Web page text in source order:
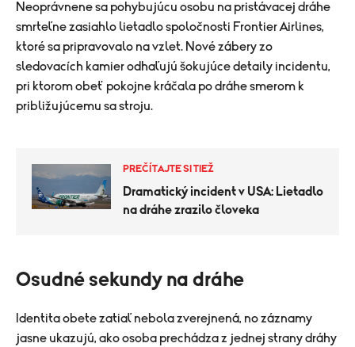
Neoprávnene sa pohybujúcu osobu na pristávacej dráhe
smrteľne zasiahlo lietadlo spoločnosti Frontier Airlines,
ktoré sa pripravovalo na vzlet. Nové zábery zo
sledovacích kamier odhaľujú šokujúce detaily incidentu,
pri ktorom obeť pokojne kráčala po dráhe smerom k
približujúcemu sa stroju.
PREČÍTAJTE SI TIEŽ
Dramatický incident v USA: Lietadlo
na dráhe zrazilo človeka
Osudné sekundy na dráhe
Identita obete zatiaľ nebola zverejnená, no záznamy
jasne ukazujú, ako osoba prechádza z jednej strany dráhy